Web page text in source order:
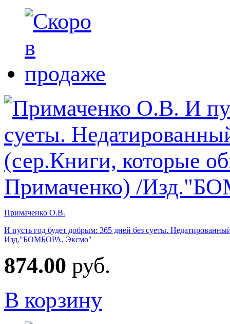
Примаченко О.В.
И пусть год будет добрым: 365 дней без суеты.
Изд."БОМБОРА, Эксмо"
874.00 руб.
В корзину